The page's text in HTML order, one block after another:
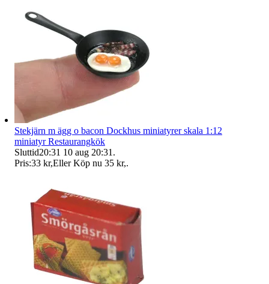
Stekjärn m ägg o bacon Dockhus miniatyrer skala 1:12
miniatyr Restaurangkök
Sluttid20:31 10 aug 20:31 .
Pris:33 kr,Eller Köp nu 35 kr,.